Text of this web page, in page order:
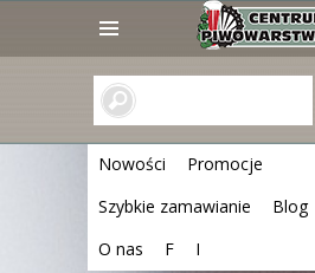
Nowości
Promocje
Szybkie zamawianie
Blog
O nas
F I